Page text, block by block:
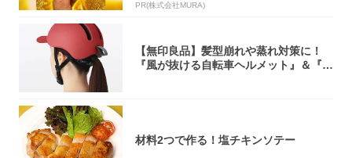
PR(株式会社MURA)
【無印良品】髪型崩れや蒸れ対策に！
『風が抜ける自転車ヘルメット』＆『2
材料2つで作る！塩チキンソテー